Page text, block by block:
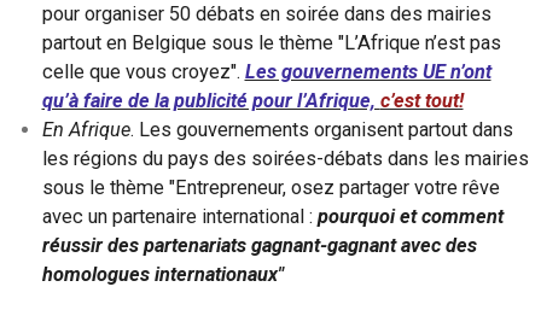
pour organiser 50 débats en soirée dans des mairies
partout en Belgique sous le thème "L’Afrique n’est pas
celle que vous croyez". Les gouvernements UE n’ont
qu’à faire de la publicité pour l’Afrique, c’est tout!
En Afrique. Les gouvernements organisent partout dans
les régions du pays des soirées-débats dans les mairies
sous le thème "Entrepreneur, osez partager votre rêve
avec un partenaire international : pourquoi et comment
réussir des partenariats gagnant-gagnant avec des
homologues internationaux"